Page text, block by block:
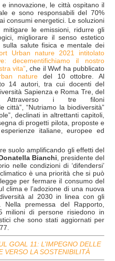
innovazione, le città ospitano il
e sono responsabili del 70%
consumi energetici. Le soluzioni
le emissioni, ridurre gli
migliorare il senso estetico
salute fisica e mentale dei
Urban nature 2021 intitolato
decementifichiamo il nostro
vita”, che il Wwf ha pubblicato
nature del 10 ottobre. Al
14 autori, tra cui docenti del
Sapienza e Roma Tre, del
Attraverso i tre filoni
città”, “Nutriamo la biodiversità”
declinati in altrettanti capitoli,
di progetti pilota, proposte e
italiane, europee ed
suolo amplificando gli effetti del
Bianchi, presidente del
nelle condizioni di ‘difendersi’
è una priorità che si può
per fermare il consumo del
clima e l’adozione di una nuova
al 2030 in linea con gli
Nella premessa del Rapporto,
milioni di persone risiedono in
che sono stati aggiornati per
GOAL 11: L’IMPEGNO DELLE
VERSO LA SOSTENIBILITÀ